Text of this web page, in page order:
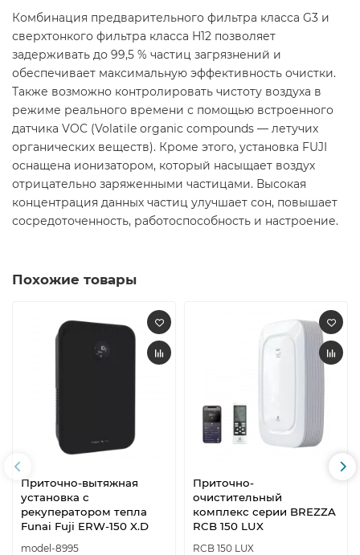
Комбинация предварительного фильтра класса G3 и
сверхтонкого фильтра класса H12 позволяет
задерживать до 99,5 % частиц загрязнений и
обеспечивает максимальную эффективность очистки.
Также возможно контролировать чистоту воздуха в
режиме реального времени с помощью встроенного
датчика VOC (Volatile organic compounds — летучих
органических веществ). Кроме этого, установка FUJI
оснащена ионизатором, который насыщает воздух
отрицательно заряженными частицами. Высокая
концентрация данных частиц улучшает сон, повышает
сосредоточенность, работоспособность и настроение.
Похожие товары
Приточно-вытяжная
установка с
рекуператором тепла
Funai Fuji ERW-150 X.D
model-8995
Приточно-
очистительный
комплекс серии BREZZA
RCB 150 LUX
RCB 150 LUX